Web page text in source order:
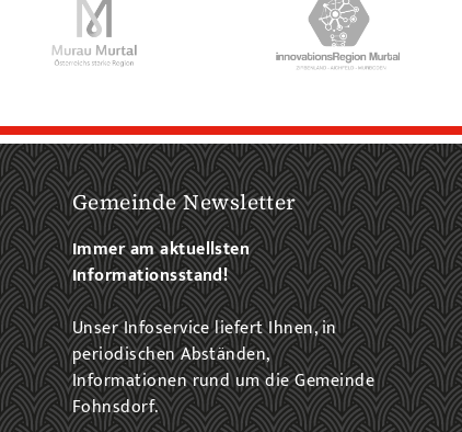
Gemeinde Newsletter
Immer am aktuellsten
Informationsstand!
Unser Infoservice liefert Ihnen, in
periodischen Abständen,
Informationen rund um die Gemeinde
Fohnsdorf.